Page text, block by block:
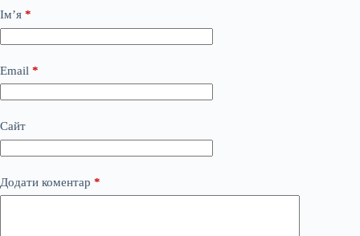
Ім’я *
Email *
Сайт
Додати коментар *